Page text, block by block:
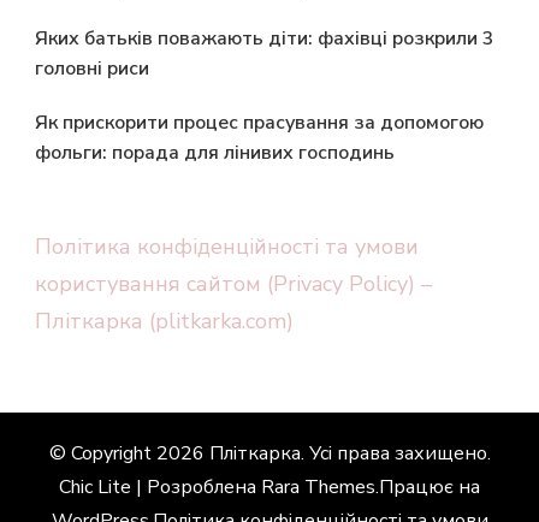
Яких батьків поважають діти: фахівці розкрили 3
головні риси
Як прискорити процес прасування за допомогою
фольги: порада для лінивих господинь
Політика конфіденційності та умови
користування сайтом (Privacy Policy) –
Пліткарка (plitkarka.com)
© Copyright 2026 Пліткарка. Усі права захищено.
Chic Lite | Розроблена Rara Themes.Працює на